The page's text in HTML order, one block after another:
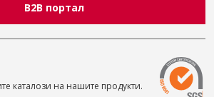
B2B портал
каталози на нашите продукти.